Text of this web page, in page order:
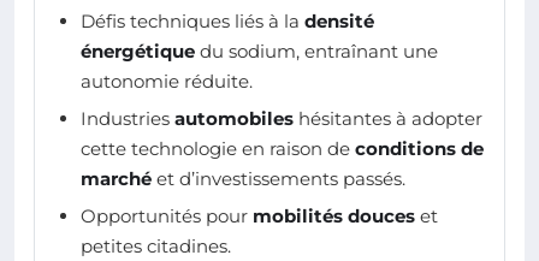
Défis techniques liés à la densité
énergétique du sodium, entraînant une
autonomie réduite.
Industries automobiles hésitantes à adopter
cette technologie en raison de conditions de
marché et d’investissements passés.
Opportunités pour mobilités douces et
petites citadines.